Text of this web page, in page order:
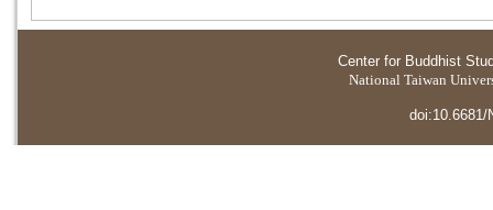
Center for Buddhist
National Taiwan
doi:10.6681/